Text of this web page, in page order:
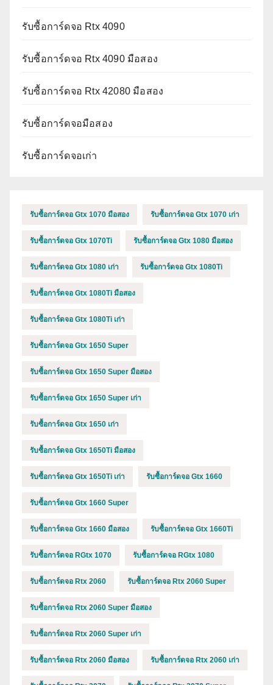
รับซื้อการ์ดจอ Rtx 4090
รับซื้อการ์ดจอ Rtx 4090 มือสอง
รับซื้อการ์ดจอ Rtx 42080 มือสอง
รับซื้อการ์ดจอมือสอง
รับซื้อการ์ดจอเก่า
รับซื้อการ์ดจอ Gtx 1070 มือสอง รับซื้อการ์ดจอ Gtx 1070 เก่า
รับซื้อการ์ดจอ Gtx 1070Ti รับซื้อการ์ดจอ Gtx 1080 มือสอง
รับซื้อการ์ดจอ Gtx 1080 เก่า รับซื้อการ์ดจอ Gtx 1080Ti
รับซื้อการ์ดจอ Gtx 1080Ti มือสอง
รับซื้อการ์ดจอ Gtx 1080Ti เก่า
รับซื้อการ์ดจอ Gtx 1650 Super
รับซื้อการ์ดจอ Gtx 1650 Super มือสอง
รับซื้อการ์ดจอ Gtx 1650 Super เก่า
รับซื้อการ์ดจอ Gtx 1650 เก่า
รับซื้อการ์ดจอ Gtx 1650Ti มือสอง
รับซื้อการ์ดจอ Gtx 1650Ti เก่า รับซื้อการ์ดจอ Gtx 1660
รับซื้อการ์ดจอ Gtx 1660 Super
รับซื้อการ์ดจอ Gtx 1660 มือสอง รับซื้อการ์ดจอ Gtx 1660Ti
รับซื้อการ์ดจอ RGtx 1070 รับซื้อการ์ดจอ RGtx 1080
รับซื้อการ์ดจอ Rtx 2060 รับซื้อการ์ดจอ Rtx 2060 Super
รับซื้อการ์ดจอ Rtx 2060 Super มือสอง
รับซื้อการ์ดจอ Rtx 2060 Super เก่า
รับซื้อการ์ดจอ Rtx 2060 มือสอง รับซื้อการ์ดจอ Rtx 2060 เก่า